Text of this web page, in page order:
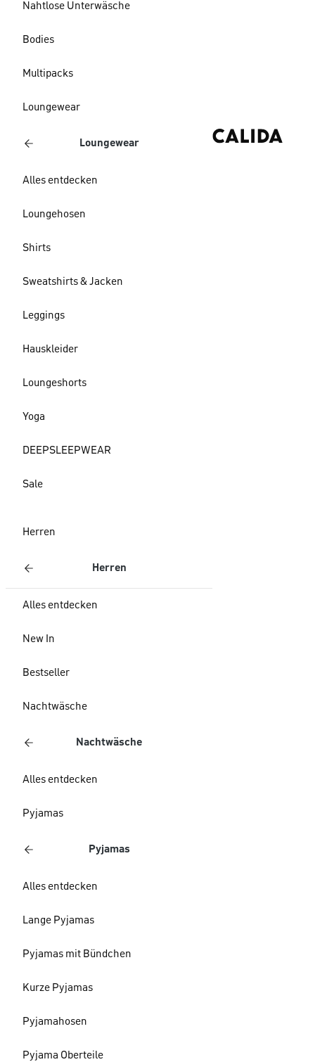
Nahtlose Unterwäsche
Bodies
Multipacks
Loungewear
Loungewear
Alles entdecken
Loungehosen
Shirts
Sweatshirts & Jacken
Leggings
Hauskleider
Loungeshorts
Yoga
DEEPSLEEPWEAR
Sale
Herren
Herren
Alles entdecken
New In
Bestseller
Nachtwäsche
Nachtwäsche
Alles entdecken
Pyjamas
Pyjamas
Alles entdecken
Lange Pyjamas
Pyjamas mit Bündchen
Kurze Pyjamas
Pyjamahosen
Pyjama Oberteile